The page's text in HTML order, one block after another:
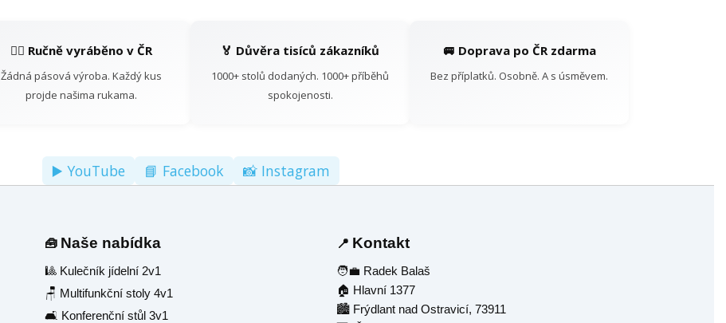
👷‍♂️ Ručně vyráběno v ČR
Žádná pásová výroba. Každý kus
projde našima rukama.
🏅 Důvěra tisíců zákazníků
1000+ stolů dodaných. 1000+ příběhů
spokojenosti.
🚐 Doprava po ČR zdarma
Bez příplatků. Osobně. A s úsměvem.
▶️ YouTube 📘 Facebook 📸 Instagram
🧰 Naše nabídka
🎱 Kulečník jídelní 2v1
🪑 Multifunkční stoly 4v1
🛋️ Konferenční stůl 3v1
📍 Kontakt
🧑‍💼 Radek Balaš
🏠 Hlavní 1377
🏙️ Frýdlant nad Ostravicí, 73911